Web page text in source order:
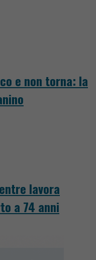
e non torna: la
lavora
a 74 anni